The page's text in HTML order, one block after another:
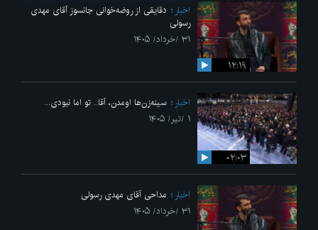
۱۲:۱۹
اخبار
دقایقی از روضه‌خوانی جانسوز آقای مهدی
رسولی
۳۱ /خرداد/ ۱۴۰۵
۰۲:۰۳
اخبار
سینه‌زن‌ها اومدن،‌ آقا.. تو اما نبودی...
۱ /تیر/ ۱۴۰۵
اخبار
مداحی آقای مهدی رسولی
۳۱ /خرداد/ ۱۴۰۵